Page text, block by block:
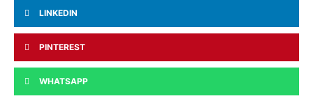
LINKEDIN
PINTEREST
WHATSAPP